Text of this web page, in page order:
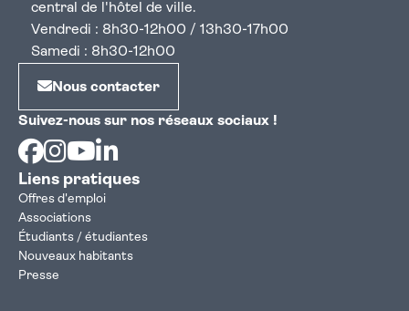
central de l'hôtel de ville.
Vendredi : 8h30-12h00 / 13h30-17h00
Samedi : 8h30-12h00
Nous contacter
Suivez-nous sur nos réseaux sociaux !
Facebook
Instagram
Youtube
Liens pratiques
Offres d'emploi
Associations
Étudiants / étudiantes
Nouveaux habitants
Presse